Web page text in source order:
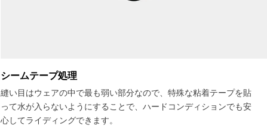
シームテープ処理
縫い目はウェアの中で最も弱い部分なので、特殊な粘着テープを貼
って水が入らないようにすることで、ハードコンディションでも安
心してライディングできます。